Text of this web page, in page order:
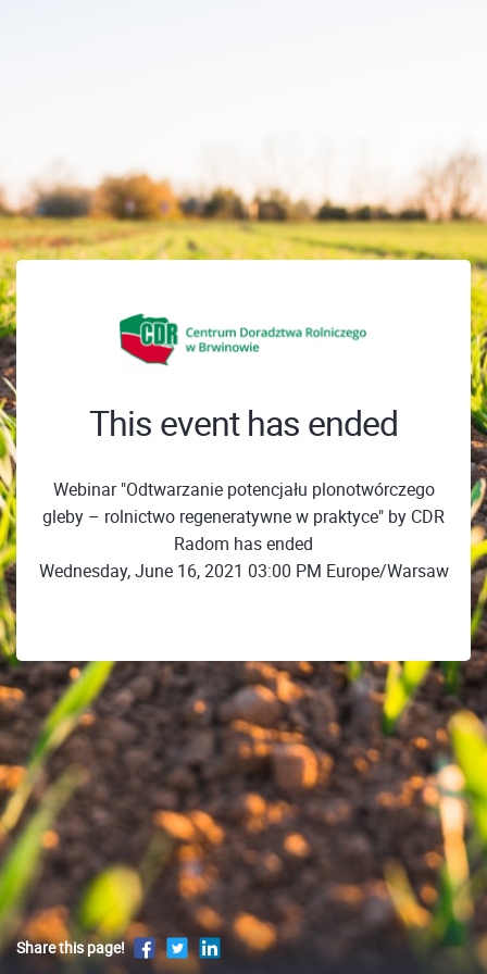
This event has ended
Webinar "Odtwarzanie potencjału plonotwórczego
gleby – rolnictwo regeneratywne w praktyce" by CDR
Radom has ended
Wednesday, June 16, 2021 03:00 PM Europe/Warsaw
Share this page!